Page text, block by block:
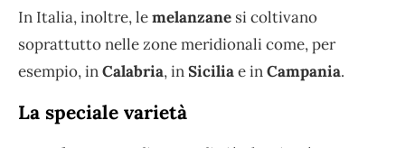
In Italia, inoltre, lemelanzane si coltivano
soprattutto nelle zone meridionali come, per
esempio, inCalabria, inSiciliae inCampania.
La speciale varietà